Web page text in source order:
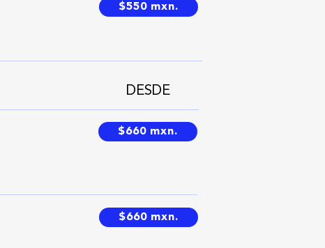
$550 mxn.
DESDE
$660 mxn.
$660 mxn.